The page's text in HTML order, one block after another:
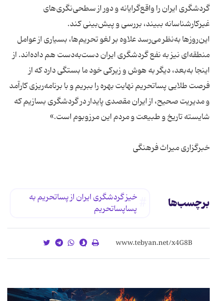
گردشگری ایران را واقع‌گرایانه و دور از سطحی‌نگری‌های
این‌روزها به‌نظر می‌رسد علاوه بر لغو تحریم‌ها، بسیاری از عوامل
منطقه‌ای نیز به نفع گردشگری ایران دست‌به‌دست هم داده‌اند. از
اینجا به‌بعد، دیگر به هوش و زیرکی خود ما بستگی دارد که از
فرصت طلایی پساتحریم نهایت بهره را ببریم و با برنامه‌ریزی کارآمد
و مدیریت صحیح، از ایران مقصدی پایدار در گردشگری بسازیم که
خبرگزاری میراث فرهنگی
برچسب‌ها
خیز گردشگری ایران از پساتحریم به
پساپساتحریم